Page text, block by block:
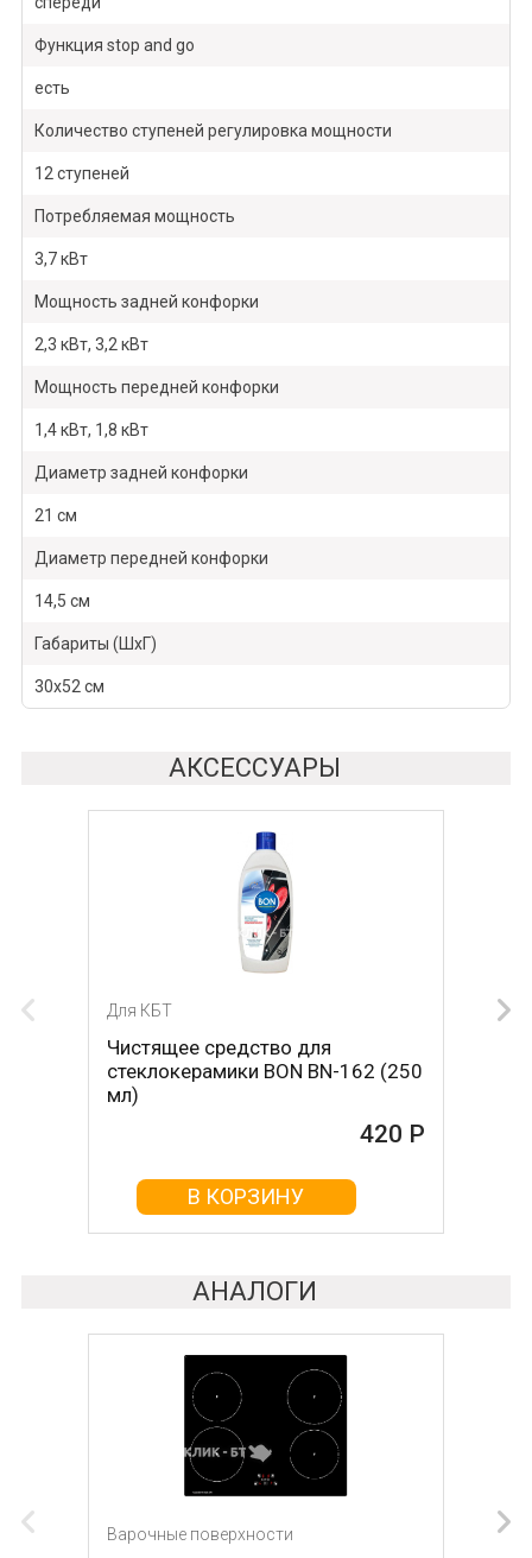
Функция stop and go
есть
Количество ступеней регулировка мощности
12 ступеней
Потребляемая мощность
3,7 кВт
Мощность задней конфорки
2,3 кВт, 3,2 кВт
Мощность передней конфорки
1,4 кВт, 1,8 кВт
Диаметр задней конфорки
21 см
Диаметр передней конфорки
14,5 см
Габариты (ШхГ)
30х52 см
АКСЕССУАРЫ
Для КБТ
Чистящее средство для
стеклокерамики BON BN-162 (250
мл)
420 Р
В КОРЗИНУ
Для КБТ
Скребок для ухода за
стеклокерамикой BON BN-603
В КОРЗИНУ
АНАЛОГИ
Варочные поверхности
Варочные поверхности